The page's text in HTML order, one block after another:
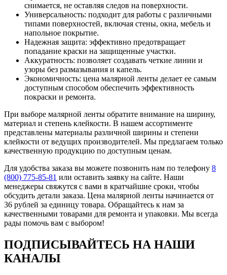
снимается, не оставляя следов на поверхности.
Универсальность: подходит для работы с различными
типами поверхностей, включая стены, окна, мебель и
напольное покрытие.
Надежная защита: эффективно предотвращает
попадание краски на защищенные участки.
Аккуратность: позволяет создавать четкие линии и
узоры без размазывания и капель.
Экономичность: цена малярной ленты делает ее самым
доступным способом обеспечить эффективность
покраски и ремонта.
При выборе малярной ленты обратите внимание на ширину,
материал и степень клейкости. В нашем ассортименте
представлены материалы различной ширины и степени
клейкости от ведущих производителей. Мы предлагаем только
качественную продукцию по доступным ценам.
Для удобства заказа вы можете позвонить нам по телефону 8
(800) 775-85-81 или оставить заявку на сайте. Наши
менеджеры свяжутся с вами в кратчайшие сроки, чтобы
обсудить детали заказа. Цена малярной ленты начинается от
36 рублей за единицу товара. Обращайтесь к нам за
качественными товарами для ремонта и упаковки. Мы всегда
рады помочь вам с выбором!
ПОДПИСЫВАЙТЕСЬ НА НАШИ
КАНАЛЫ